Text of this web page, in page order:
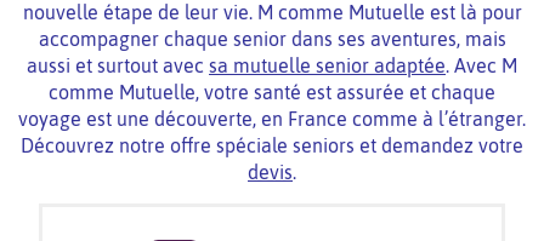
nouvelle étape de leur vie. M comme Mutuelle est là pour
accompagner chaque senior dans ses aventures, mais
aussi et surtout avec sa mutuelle senior adaptée. Avec M
comme Mutuelle, votre santé est assurée et chaque
voyage est une découverte, en France comme à l’étranger.
Découvrez notre offre spéciale seniors et demandez votre
devis.